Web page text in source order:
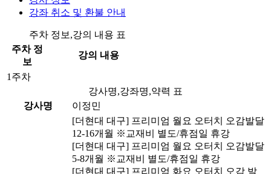
강좌 취소 및 환불 안내
주차 정보,강의 내용 표
주차 정
보
강의 내용
1주차
강사명,강좌명,약력 표
강사명
이정민
[더현대 대구] 프리미엄 월요 오터치 오감발달
12-16개월 ※교재비 별도/휴점일 휴강
[더현대 대구] 프리미엄 월요 오터치 오감발달
5-8개월 ※교재비 별도/휴점일 휴강
[더현대 대구] 프리미엄 화요 오터치 오감 발